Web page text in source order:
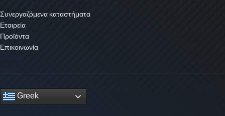
Συνεργαζόμενα καταστήματα
Εταιρεία
Προϊόντα
Επικοινωνία
Greek